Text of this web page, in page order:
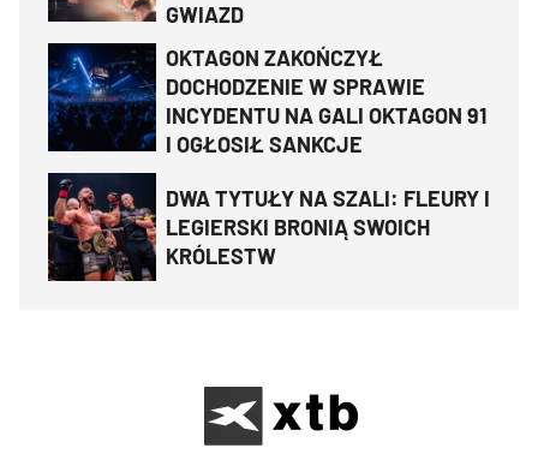
GWIAZD
OKTAGON ZAKOŃCZYŁ
DOCHODZENIE W SPRAWIE
INCYDENTU NA GALI OKTAGON 91
I OGŁOSIŁ SANKCJE
DWA TYTUŁY NA SZALI: FLEURY I
LEGIERSKI BRONIĄ SWOICH
KRÓLESTW